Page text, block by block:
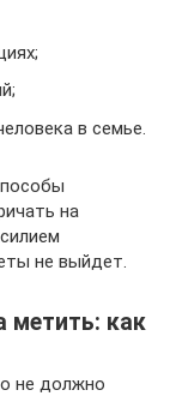
в семье.
на
не выйдет.
метить: как
не должно